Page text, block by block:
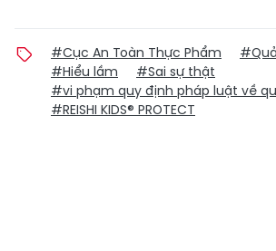
#Cục An Toàn Thực Phẩm
#Hiểu lầm
#Sai sự thật
#vi phạm quy định pháp luật về
#REISHI KIDS® PROTECT